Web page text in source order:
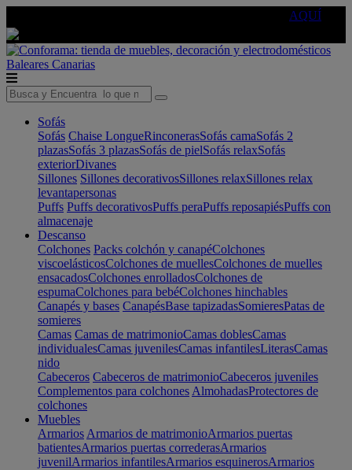
AQUÍ
Baleares Canarias
Sofás
Sofás Chaise LongueRinconerasSofás camaSofás 2
plazasSofás 3 plazasSofás de pielSofás relaxSofás
exteriorDivanes
Sillones Sillones decorativosSillones relaxSillones relax
levantapersonas
Puffs Puffs decorativosPuffs peraPuffs reposapiésPuffs con
almacenaje
Descanso
Colchones Packs colchón y canapéColchones
viscoelásticosColchones de muellesColchones de muelles
ensacadosColchones enrolladosColchones de
espumaColchones para bebéColchones hinchables
Canapés y bases CanapésBase tapizadasSomieresPatas de
somieres
Camas Camas de matrimonioCamas doblesCamas
individualesCamas juvenilesCamas infantilesLiterasCamas
nido
Cabeceros Cabeceros de matrimonioCabeceros juveniles
Complementos para colchones AlmohadasProtectores de
colchones
Muebles
Armarios Armarios de matrimonioArmarios puertas
batientesArmarios puertas correderasArmarios
juvenilArmarios infantilesArmarios esquinerosArmarios